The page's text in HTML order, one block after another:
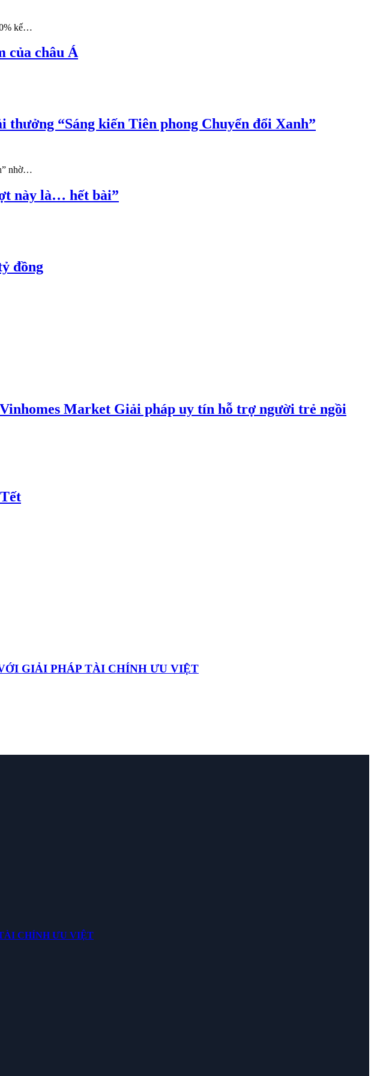
kế…
của châu Á
“Sáng kiến Tiên phong Chuyển đổi Xanh”
nhờ…
này là… hết bài”
đồng
Market Giải pháp uy tín hỗ trợ người trẻ ngồi
GIẢI PHÁP TÀI CHÍNH ƯU VIỆT
CHÍNH ƯU VIỆT